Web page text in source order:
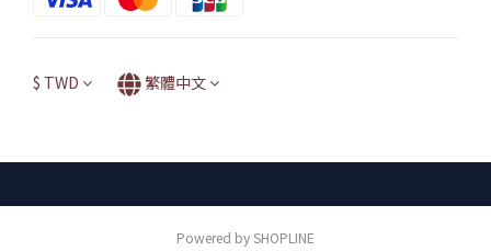
$ TWD 繁體中文
Powered by SHOPLINE